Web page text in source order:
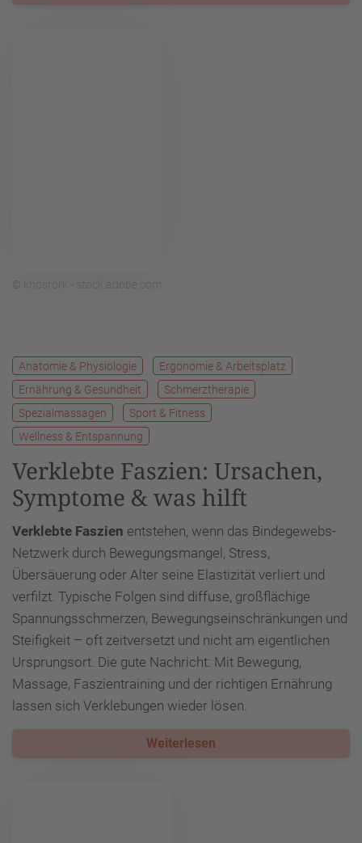
Anatomie & Physiologie
Ergonomie & Arbeitsplatz
Ernährung & Gesundheit
Schmerztherapie
Spezialmassagen
Sport & Fitness
Wellness & Entspannung
Verklebte Faszien: Ursachen,
Symptome & was hilft
Verklebte Faszien entstehen, wenn das Bindegewebs-
Netzwerk durch Bewegungsmangel, Stress,
Übersäuerung oder Alter seine Elastizität verliert und
verfilzt. Typische Folgen sind diffuse, großflächige
Spannungsschmerzen, Bewegungseinschränkungen und
Steifigkeit – oft zeitversetzt und nicht am eigentlichen
Ursprungsort. Die gute Nachricht: Mit Bewegung,
Massage, Faszientraining und der richtigen Ernährung
lassen sich Verklebungen wieder lösen.
Weiterlesen